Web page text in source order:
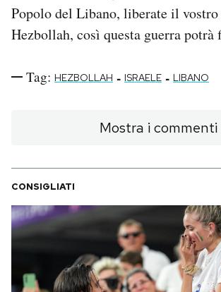
Popolo del Libano, liberate il vostro
Hezbollah, così questa guerra potrà
Tag: HEZBOLLAH - ISRAELE - LIBANO
Mostra i commenti
CONSIGLIATI